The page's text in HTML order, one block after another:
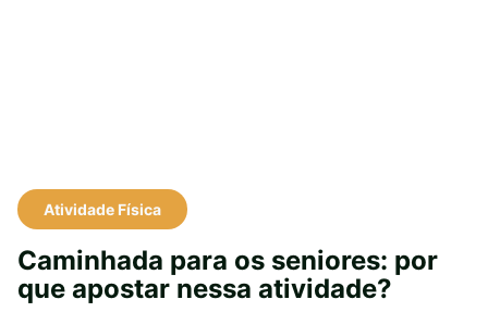
Atividade Física
Caminhada para os seniores: por
que apostar nessa atividade?